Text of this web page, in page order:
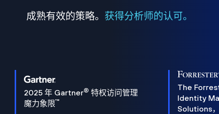
成熟有效的策略。 获得分析师的认可。
2025 年 Gartner® 特权访问管理
魔力象限™
The
Identity
Solutions